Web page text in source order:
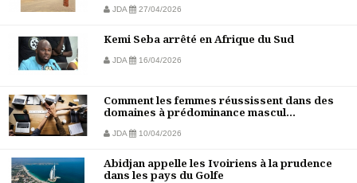
JDA 27/04/2026
Kemi Seba arrêté en Afrique du Sud
JDA 16/04/2026
Comment les femmes réussissent dans des
domaines à prédominance mascul...
JDA 10/04/2026
Abidjan appelle les Ivoiriens à la prudence
dans les pays du Golfe